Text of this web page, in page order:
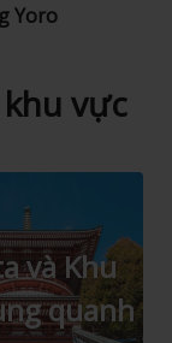
Yoro
vực
và Khu
quanh